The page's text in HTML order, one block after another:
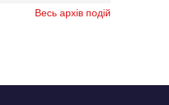
Весь архів подій